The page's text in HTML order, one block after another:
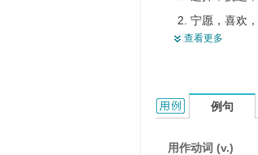
宁愿，喜欢
选举
好
随意
查看更多
choose的用法和样
例句
用作动词 (v.)